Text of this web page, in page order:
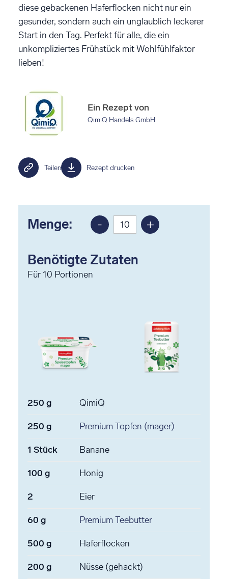
diese gebackenen Haferflocken nicht nur ein
gesunder, sondern auch ein unglaublich leckerer
Start in den Tag. Perfekt für alle, die ein
unkompliziertes Frühstück mit Wohlfühlfaktor
lieben!
Ein Rezept von
QimiQ Handels GmbH
Teilen Rezept drucken
Menge:
Portion
-
Portion
+
Benötigte Zutaten
Für 10 Portionen
250 g QimiQ
250 g Premium Topfen (mager)
1 Stück Banane
100 g Honig
2 Eier
60 g Premium Teebutter
500 g Haferflocken
200 g Nüsse (gehackt)